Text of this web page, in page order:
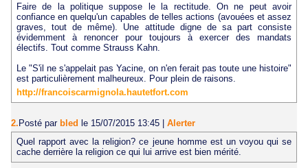
Faire de la politique suppose le la rectitude. On ne peut avoir
confiance en quelqu'un capables de telles actions (avouées et assez
graves, tout de même). Une attitude digne de sa part consiste
évidemment à renoncer pour toujours à exercer des mandats
électifs. Tout comme Strauss Kahn.
Le "S'il ne s'appelait pas Yacine, on n'en ferait pas toute une histoire"
est particulièrement malheureux. Pour plein de raisons.
http://francoiscarmignola.hautetfort.com
2.Posté par bled le 15/07/2015 13:45 | Alerter
Quel rapport avec la religion? ce jeune homme est un voyou qui se
cache derrière la religion ce qui lui arrive est bien mérité.